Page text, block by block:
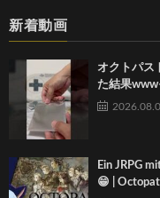
新着動画
オクトパス
た結果
Ein JRPG
😁 |